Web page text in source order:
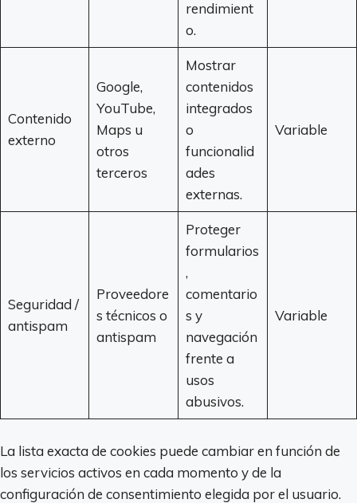
rendimient
o.
Contenido
externo
Google,
YouTube,
Maps u
otros
terceros
Mostrar
contenidos
integrados
o
funcionalid
ades
externas.
Variable
Seguridad /
antispam
Proveedore
s técnicos o
antispam
Proteger
formularios
,
comentario
s y
navegación
frente a
usos
abusivos.
Variable
La lista exacta de cookies puede cambiar en función de
los servicios activos en cada momento y de la
configuración de consentimiento elegida por el usuario.